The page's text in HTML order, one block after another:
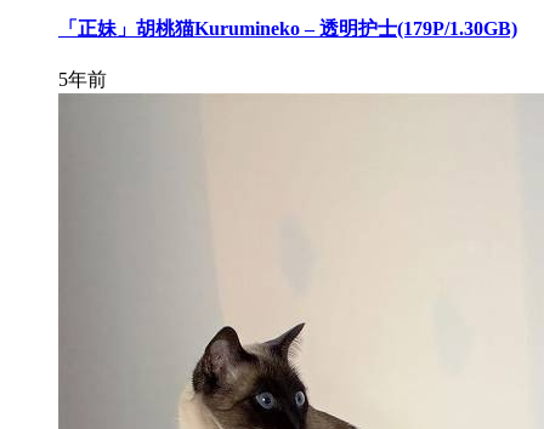
「正妹」胡桃猫Kurumineko – 透明护士(179P/1.30GB)
5年前